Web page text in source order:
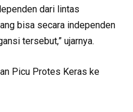
dari lintas
bisa secara independen
tersebut,” ujarnya.
Picu Protes Keras ke